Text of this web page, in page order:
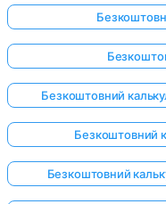
Безкоштовний
Безкоштовний
Безкоштовний